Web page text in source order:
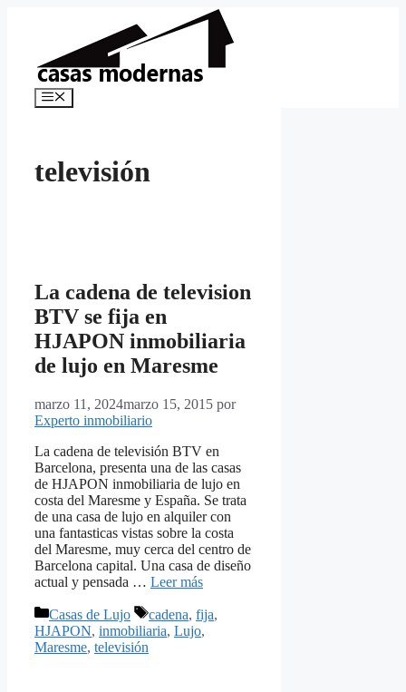
Menú
televisión
La cadena de television
BTV se fija en
HJAPON inmobiliaria
de lujo en Maresme
marzo 11, 2024marzo 15, 2015 por
Experto inmobiliario
La cadena de televisión BTV en
Barcelona, presenta una de las casas
de HJAPON inmobiliaria de lujo en
costa del Maresme y España. Se trata
de una casa de lujo en alquiler con
una fantasticas vistas sobre la costa
del Maresme, muy cerca del centro de
Barcelona capital. Una casa de diseño
actual y pensada … Leer más
Categorías
Casas de Lujo Etiquetas
cadena, fija,
HJAPON, inmobiliaria, Lujo,
Maresme, televisión